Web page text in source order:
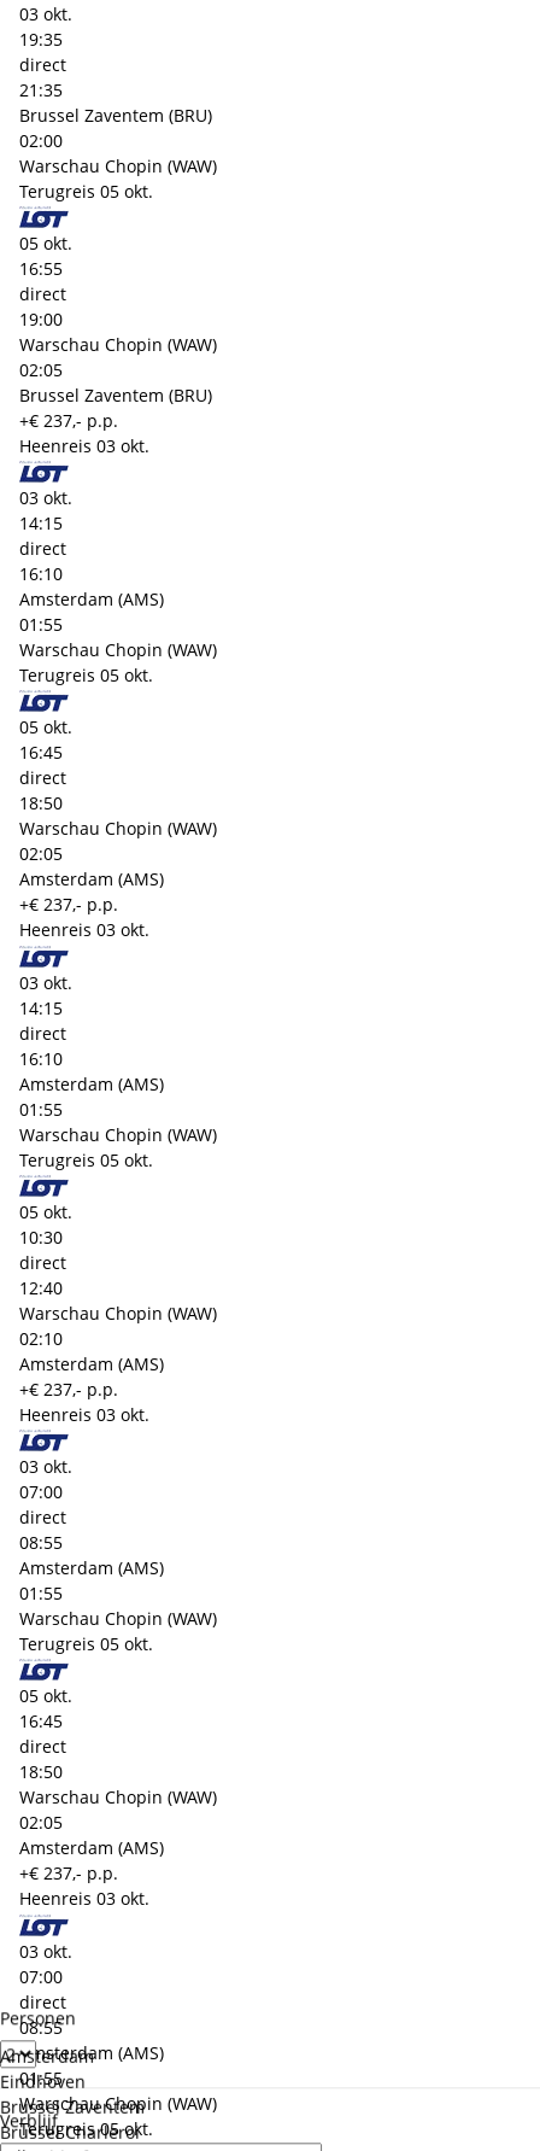
Personen
Verblijf
Amsterdam
Eindhoven
Brussel Zaventem
Brussel Charleroi
03 okt.
19:35
direct
21:35
Brussel Zaventem (BRU)
02:00
Warschau Chopin (WAW)
Terugreis 05 okt.
05 okt.
16:55
direct
19:00
Warschau Chopin (WAW)
02:05
Brussel Zaventem (BRU)
+€ 237,- p.p.
Heenreis 03 okt.
03 okt.
14:15
direct
16:10
Amsterdam (AMS)
01:55
Warschau Chopin (WAW)
Terugreis 05 okt.
05 okt.
16:45
direct
18:50
Warschau Chopin (WAW)
02:05
Amsterdam (AMS)
+€ 237,- p.p.
Heenreis 03 okt.
03 okt.
14:15
direct
16:10
Amsterdam (AMS)
01:55
Warschau Chopin (WAW)
Terugreis 05 okt.
05 okt.
10:30
direct
12:40
Warschau Chopin (WAW)
02:10
Amsterdam (AMS)
+€ 237,- p.p.
Heenreis 03 okt.
03 okt.
07:00
direct
08:55
Amsterdam (AMS)
01:55
Warschau Chopin (WAW)
Terugreis 05 okt.
05 okt.
16:45
direct
18:50
Warschau Chopin (WAW)
02:05
Amsterdam (AMS)
+€ 237,- p.p.
Heenreis 03 okt.
03 okt.
07:00
direct
08:55
Amsterdam (AMS)
01:55
Warschau Chopin (WAW)
Terugreis 05 okt.